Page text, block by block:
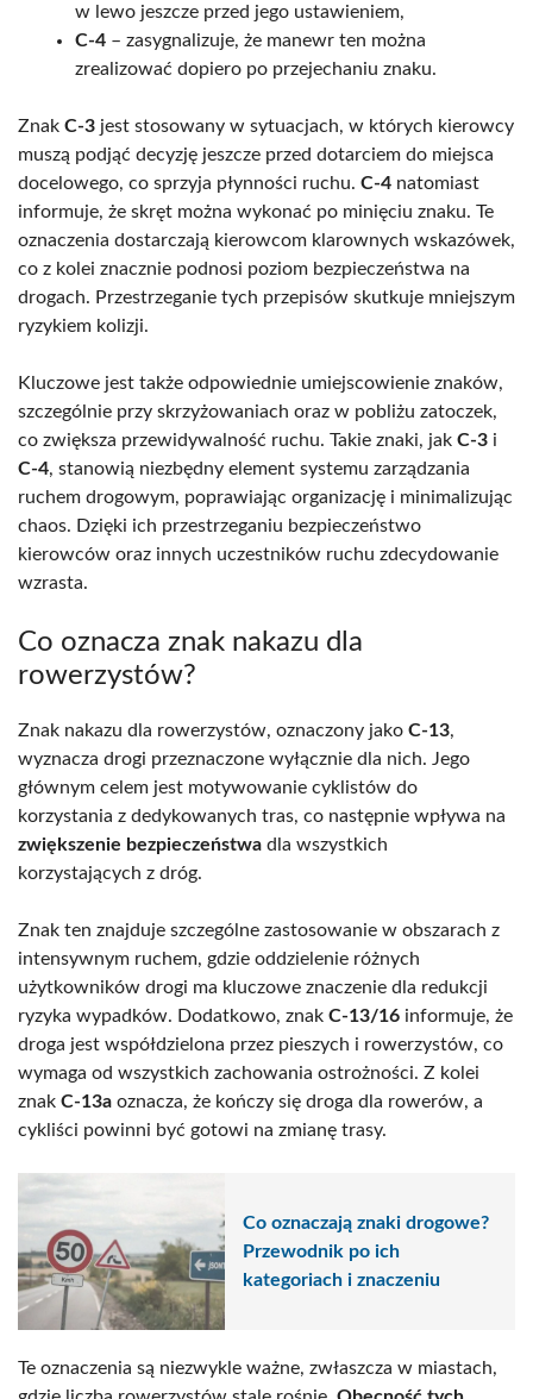
w lewo jeszcze przed jego ustawieniem,
C-4 – zasygnalizuje, że manewr ten można
zrealizować dopiero po przejechaniu znaku.
Znak C-3 jest stosowany w sytuacjach, w których kierowcy
muszą podjąć decyzję jeszcze przed dotarciem do miejsca
docelowego, co sprzyja płynności ruchu. C-4 natomiast
informuje, że skręt można wykonać po minięciu znaku. Te
oznaczenia dostarczają kierowcom klarownych wskazówek,
co z kolei znacznie podnosi poziom bezpieczeństwa na
drogach. Przestrzeganie tych przepisów skutkuje mniejszym
ryzykiem kolizji.
Kluczowe jest także odpowiednie umiejscowienie znaków,
szczególnie przy skrzyżowaniach oraz w pobliżu zatoczek,
co zwiększa przewidywalność ruchu. Takie znaki, jak C-3 i
C-4, stanowią niezbędny element systemu zarządzania
ruchem drogowym, poprawiając organizację i minimalizując
chaos. Dzięki ich przestrzeganiu bezpieczeństwo
kierowców oraz innych uczestników ruchu zdecydowanie
wzrasta.
Co oznacza znak nakazu dla
rowerzystów?
Znak nakazu dla rowerzystów, oznaczony jako C-13,
wyznacza drogi przeznaczone wyłącznie dla nich. Jego
głównym celem jest motywowanie cyklistów do
korzystania z dedykowanych tras, co następnie wpływa na
zwiększenie bezpieczeństwa dla wszystkich
korzystających z dróg.
Znak ten znajduje szczególne zastosowanie w obszarach z
intensywnym ruchem, gdzie oddzielenie różnych
użytkowników drogi ma kluczowe znaczenie dla redukcji
ryzyka wypadków. Dodatkowo, znak C-13/16 informuje, że
droga jest współdzielona przez pieszych i rowerzystów, co
wymaga od wszystkich zachowania ostrożności. Z kolei
znak C-13a oznacza, że kończy się droga dla rowerów, a
cykliści powinni być gotowi na zmianę trasy.
Co oznaczają znaki drogowe?
Przewodnik po ich
kategoriach i znaczeniu
Te oznaczenia są niezwykle ważne, zwłaszcza w miastach,